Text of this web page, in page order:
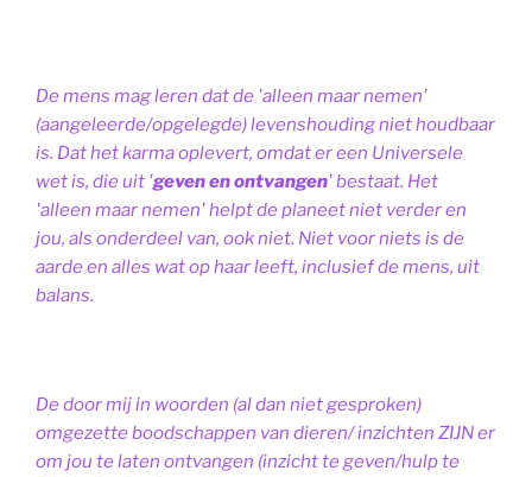
De mens mag leren dat de 'alleen maar nemen'
(aangeleerde/opgelegde) levenshouding niet houdbaar
is. Dat het karma oplevert, omdat er een Universele
wet is, die uit 'geven en ontvangen' bestaat. Het
'alleen maar nemen' helpt de planeet niet verder en
jou, als onderdeel van, ook niet. Niet voor niets is de
aarde en alles wat op haar leeft, inclusief de mens, uit
balans.
De door mij in woorden (al dan niet gesproken)
omgezette boodschappen van dieren/ inzichten ZIJN er
om jou te laten ontvangen (inzicht te geven/hulp te